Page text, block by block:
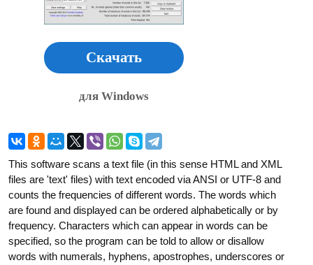
Скачать
для Windows
This software scans a text file (in this sense HTML and XML
files are 'text' files) with text encoded via ANSI or UTF-8 and
counts the frequencies of different words. The words which
are found and displayed can be ordered alphabetically or by
frequency. Characters which can appear in words can be
specified, so the program can be told to allow or disallow
words with numerals, hyphens, apostrophes, underscores or